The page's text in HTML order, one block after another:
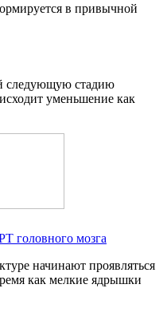
в привычной
следующую стадию
уменьшение как
головного мозга
начинают проявляться
как мелкие ядрышки